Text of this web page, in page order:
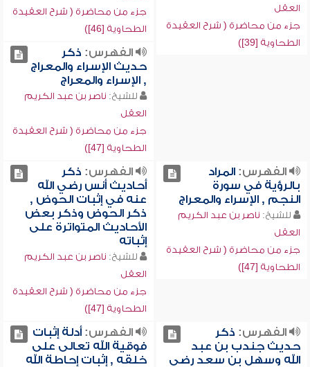
العقل
جزء من محاضرة ( شرح العقيدة
الطحاوية [39])
جزء من محاضرة ( شرح العقيدة
الطحاوية [46])
الفهرس: ذكر
حديث الإسراء والمعراج
, الإسراء والمعراج
للشيخ: ناصر بن عبد الكريم
العقل
جزء من محاضرة ( شرح العقيدة
الطحاوية [47])
الفهرس:المراد
بالرؤية في سورة
النجم , الإسراء والمعراج
للشيخ: ناصر بن عبد الكريم
العقل
جزء من محاضرة ( شرح العقيدة
الطحاوية [47])
الفهرس: ذكر
أحاديث أنس رضي الله
عنه في إثبات الحوض ,
ذكر الحوض وذكر بعض
الأحاديث المتواترة على
إثباته
للشيخ: ناصر بن عبد الكريم
العقل
جزء من محاضرة ( شرح العقيدة
الطحاوية [47])
الفهرس: ذكر
حديث جندب بن عبد
الله وسهل بن سعد رضي
الفهرس:أدلة إثبات
فوقية الله تعالى على
خلقه , إثبات إحاطة الله